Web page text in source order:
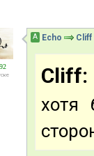
А Echo Cliff
Cliff:
хотя